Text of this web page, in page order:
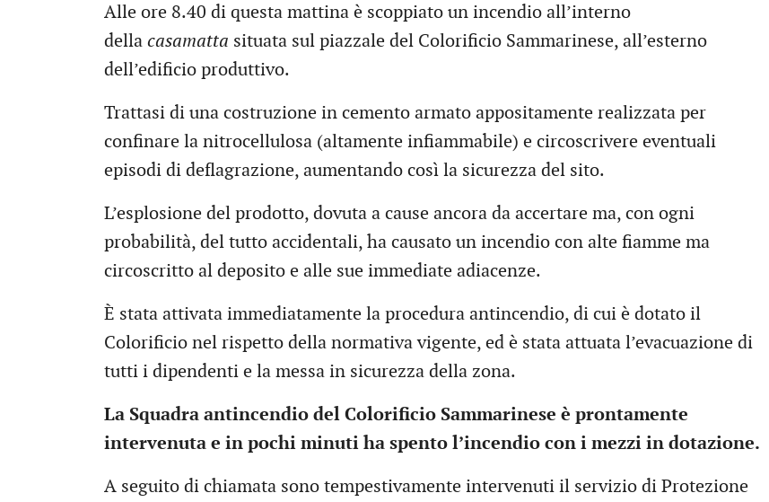
Alle ore 8.40 di questa mattina è scoppiato un incendio all’interno
della casamatta situata sul piazzale del Colorificio Sammarinese, all’esterno
dell’edificio produttivo.
Trattasi di una costruzione in cemento armato appositamente realizzata per
confinare la nitrocellulosa (altamente infiammabile) e circoscrivere eventuali
episodi di deflagrazione, aumentando così la sicurezza del sito.
L’esplosione del prodotto, dovuta a cause ancora da accertare ma, con ogni
probabilità, del tutto accidentali, ha causato un incendio con alte fiamme ma
circoscritto al deposito e alle sue immediate adiacenze.
È stata attivata immediatamente la procedura antincendio, di cui è dotato il
Colorificio nel rispetto della normativa vigente, ed è stata attuata l’evacuazione di
tutti i dipendenti e la messa in sicurezza della zona.
La Squadra antincendio del Colorificio Sammarinese è prontamente
intervenuta e in pochi minuti ha spento l’incendio con i mezzi in dotazione.
A seguito di chiamata sono tempestivamente intervenuti il servizio di Protezione